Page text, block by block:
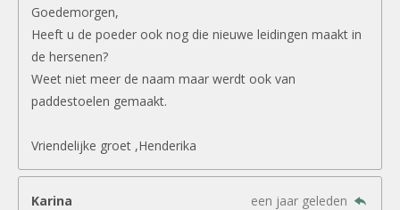
Goedemorgen,
Heeft u de poeder ook nog die nieuwe leidingen maakt in
de hersenen?
Weet niet meer de naam maar werdt ook van
paddestoelen gemaakt.
Vriendelijke groet ,Henderika
Karina
een jaar geleden